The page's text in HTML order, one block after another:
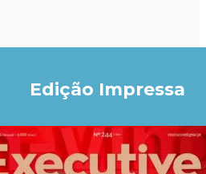
Edição Impressa